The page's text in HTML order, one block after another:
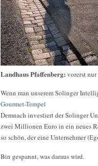
Landhaus Pfaffenberg: vorerst
Wenn man unserem Solinger
Gourmet-Tempel
Demnach investiert der Solinger
zwei Millionen Euro in ein neues
so schön, der eine Unternehmer
Bin gespannt, was daraus wird.